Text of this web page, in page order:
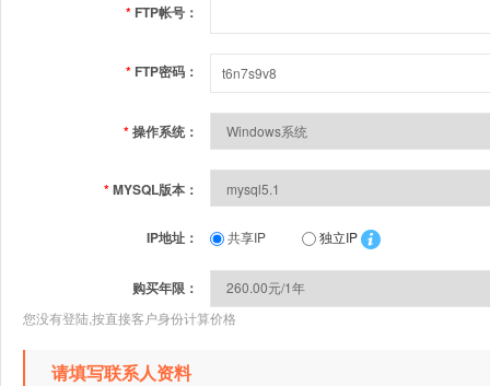
* FTP帐号：
* FTP密码：
*操作系统：
*MYSQL版本：
IP地址： 共享IP 独立IP
购买年限：
您没有登陆,按直接客户身份计算价格
请填写联系人资料